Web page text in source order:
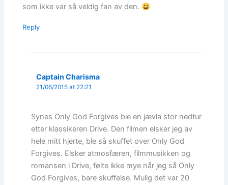
som ikke var så veldig fan av den.
Reply
Captain Charisma
21/06/2015 at 22:21
Synes Only God Forgives ble en jævla stor nedtur
etter klassikeren Drive. Den filmen elsker jeg av
hele mitt hjerte, ble så skuffet over Only God
Forgives. Elsker atmosfæren, filmmusikken og
romansen i Drive, følte ikke mye når jeg så Only
God Forgives, bare skuffelse. Mulig det var 20